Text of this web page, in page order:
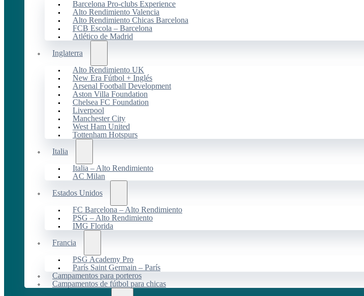
Barcelona Pro-clubs Experience
Alto Rendimiento Valencia
Alto Rendimiento Chicas Barcelona
FCB Escola – Barcelona
Atlético de Madrid
Inglaterra
Alto Rendimiento UK
New Era Fútbol + Inglés
Arsenal Football Development
Aston Villa Foundation
Chelsea FC Foundation
Liverpool
Manchester City
West Ham United
Tottenham Hotspurs
Italia
Italia – Alto Rendimiento
AC Milan
Estados Unidos
FC Barcelona – Alto Rendimiento
PSG – Alto Rendimiento
IMG Florida
Francia
PSG Academy Pro
París Saint Germain – París
Campamentos para porteros
Campamentos de fútbol para chicas